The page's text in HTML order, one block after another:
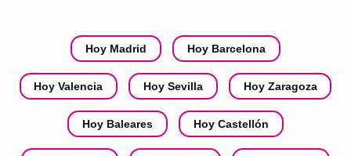
Hoy Madrid Hoy Barcelona
Hoy Valencia Hoy Sevilla Hoy Zaragoza
Hoy Baleares Hoy Castellón